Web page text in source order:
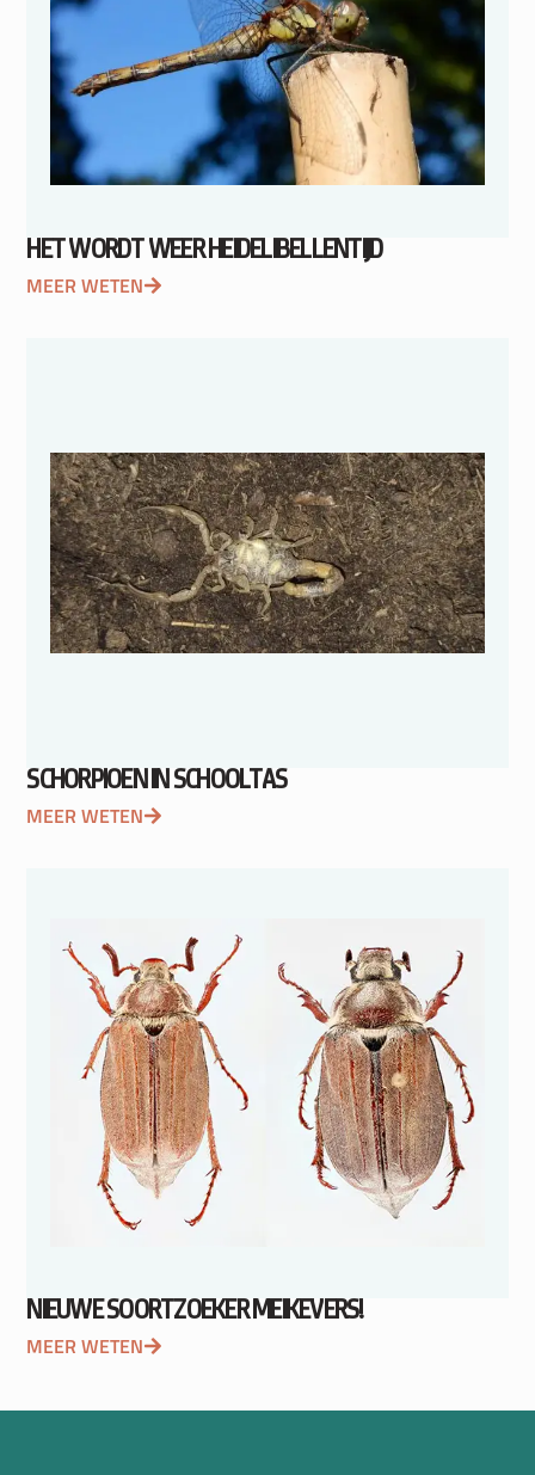
HET WORDT WEER HEIDELIBELLENTIJD
MEER WETEN
SCHORPIOEN IN SCHOOLTAS
MEER WETEN
NIEUWE SOORTZOEKER MEIKEVERS!
MEER WETEN